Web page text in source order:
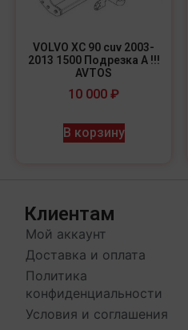
VOLVO XC 90 cuv 2003-
2013 1500 Подрезка A !!!
AVTOS
10 000 ₽
В корзину
Клиентам
Мой аккаунт
Доставка и оплата
Политика
конфиденциальности
Условия и соглашения